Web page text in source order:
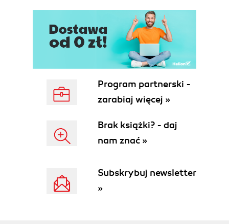
Rozdział 7. Tworzenie treści serwisu i zarządzanie
nimi (99)
Działania związane z artykułami (99)
Działania związane z artykułami własnymi (118)
Rozdział 8. Kontrolowanie menu serwisu (121)
Zarządzanie menu (121)
Rozdział 9. Zarządzanie dodatkami i szablonami
Stosowanie szablonów (148)
Program partnerski -
zarabiaj więcej »
Brak książki? - daj
nam znać »
Subskrybuj newsletter
»